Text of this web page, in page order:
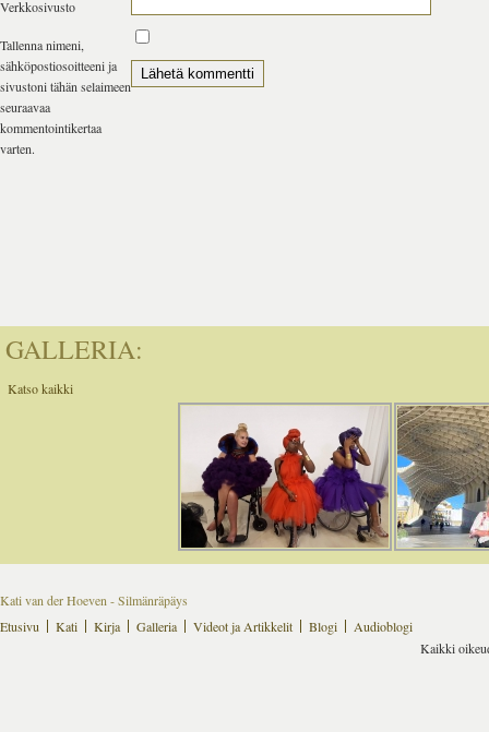
Verkkosivusto
Tallenna nimeni,
sähköpostiosoitteeni ja
sivustoni tähän selaimeen
seuraavaa
kommentointikertaa
varten.
GALLERIA:
Katso kaikki
Kati van der Hoeven - Silmänräpäys
Etusivu
Kati Kirja Galleria Videot ja Artikkelit Blogi
Audioblogi
Kaikki